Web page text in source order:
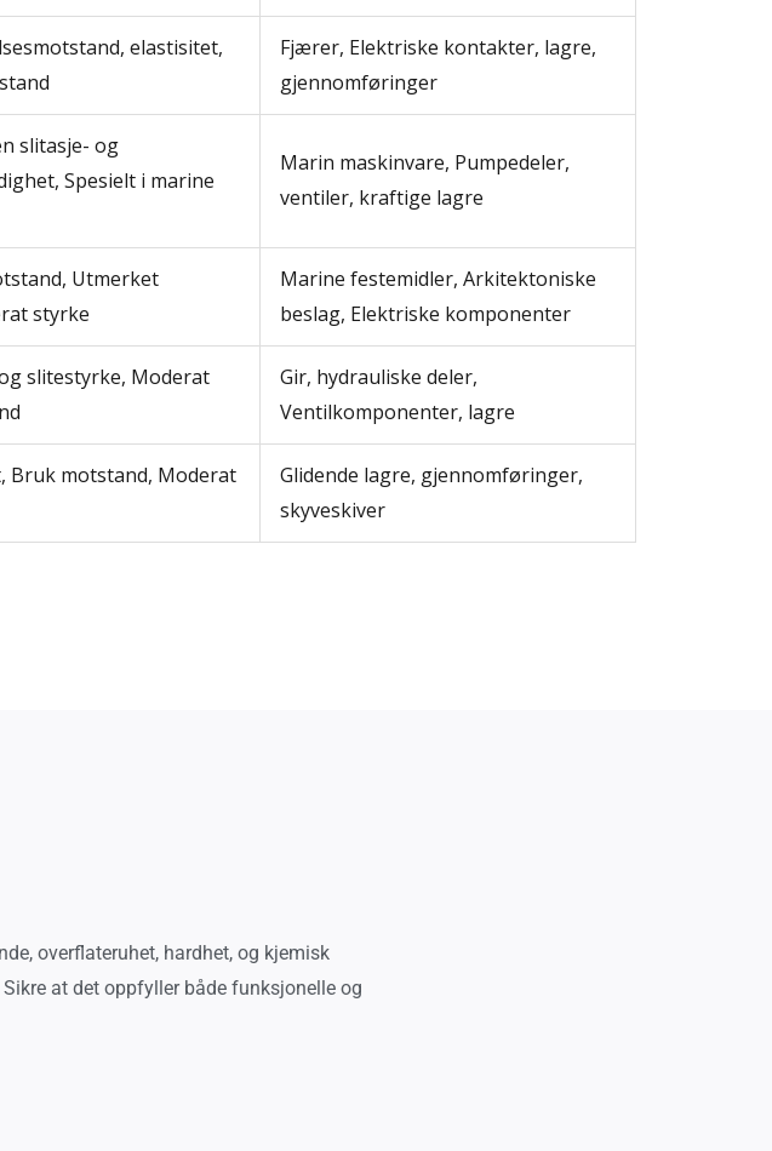
elastisitet,
Fjærer, Elektriske kontakter, lagre,
gjennomføringer
slitasje- og
Spesielt i marine
Marin maskinvare, Pumpedeler,
ventiler, kraftige lagre
Utmerket
styrke
Marine festemidler, Arkitektoniske
beslag, Elektriske komponenter
slitestyrke, Moderat
Gir, hydrauliske deler,
Ventilkomponenter, lagre
Bruk motstand, Moderat
Glidende lagre, gjennomføringer,
skyveskiver
overflateruhet, hardhet, og kjemisk
at det oppfyller både funksjonelle og